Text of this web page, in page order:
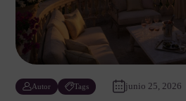
Autor Tags junio 25, 2026